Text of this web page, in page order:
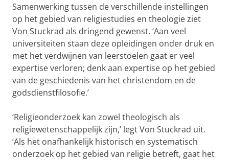
Samenwerking tussen de verschillende instellingen
op het gebied van religiestudies en theologie ziet
Von Stuckrad als dringend gewenst. ‘Aan veel
universiteiten staan deze opleidingen onder druk en
met het verdwijnen van leerstoelen gaat er veel
expertise verloren; denk aan expertise op het gebied
van de geschiedenis van het christendom en de
godsdienstfilosofie.’
‘Religieonderzoek kan zowel theologisch als
religiewetenschappelijk zijn,’ legt Von Stuckrad uit.
‘Als het onafhankelijk historisch en systematisch
onderzoek op het gebied van religie betreft, gaat het